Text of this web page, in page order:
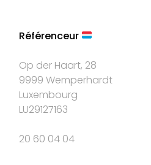
Référenceur
Op der Haart, 28
9999 Wemperhardt
Luxembourg
LU29127163
20 60 04 04